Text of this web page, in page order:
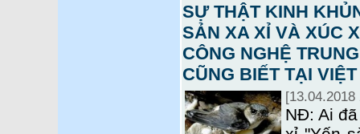
SỰ THẬT KINH
SẢN XA XỈ VÀ XÚC
CÔNG NGHỆ
CŨNG BIẾT TẠI
[13.04.2018
NĐ: Ai